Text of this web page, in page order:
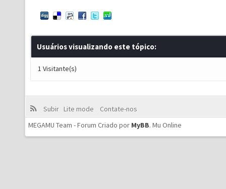
Usuários visualizando este tópico:
1 Visitante(s)
Subir Lite mode
Contate-nos
MEGAMU Team - Forum Criado por MyBB. Mu Online